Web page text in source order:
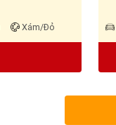
Xám/Đỏ